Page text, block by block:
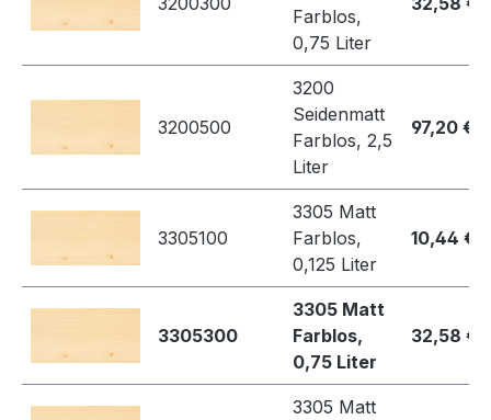
Farblos,
0,75 Liter
3200500
3200
Seidenmatt
Farblos, 2,5
Liter
97,20 €
3305100
3305 Matt
Farblos,
0,125 Liter
10,44 €
3305300
3305 Matt
Farblos,
0,75 Liter
32,58 €
3305 Matt